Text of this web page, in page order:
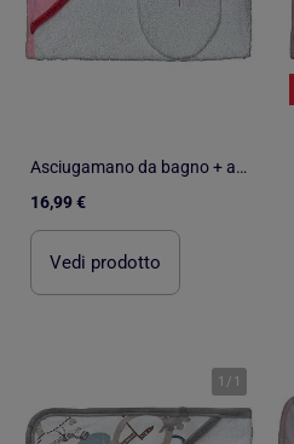
Asciugamano da bagno + asciugamano "LOVE FLOWER" di LES CHATOUNETS
16,99 €
Vedi prodotto
1 / 1